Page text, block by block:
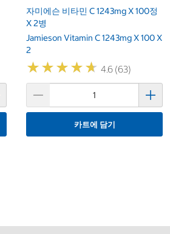
자미에슨 비타민 C 1243mg X 100정
X 2병
Jamieson Vitamin C 1243mg X 100 X
2
★★★★★
★★★★★ 4.6 (63)
카트에 담기